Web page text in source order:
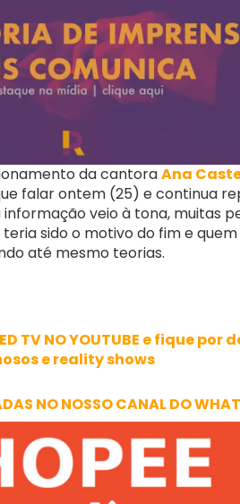
da cantoraAna
falar ontem (25) e continua
informação veio à tona, muitas
sido o motivo do fim e
até mesmo teorias.
TV NO YOUTUBE e fique por
e reality shows
NO NOSSO CANAL DO